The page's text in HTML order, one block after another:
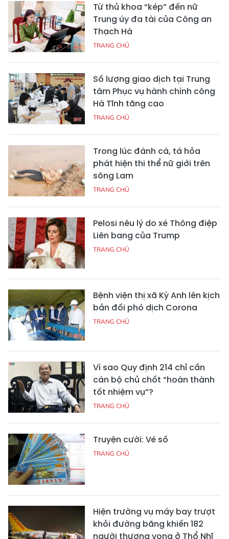
Từ thủ khoa “kép” đến nữ
Trung úy đa tài của Công an
Thạch Hà
TRANG CHỦ
Số lượng giao dịch tại Trung
tâm Phục vụ hành chính công
Hà Tĩnh tăng cao
TRANG CHỦ
Trong lúc đánh cá, tá hỏa
phát hiện thi thể nữ giới trên
sông Lam
TRANG CHỦ
Pelosi nêu lý do xé Thông điệp
Liên bang của Trump
TRANG CHỦ
Bệnh viện thị xã Kỳ Anh lên kịch
bản đối phó dịch Corona
TRANG CHỦ
Vì sao Quy định 214 chỉ cần
cán bộ chủ chốt “hoàn thành
tốt nhiệm vụ”?
TRANG CHỦ
Truyện cười: Vé số
TRANG CHỦ
Hiện trường vụ máy bay trượt
khỏi đường băng khiến 182
người thương vong ở Thổ Nhĩ